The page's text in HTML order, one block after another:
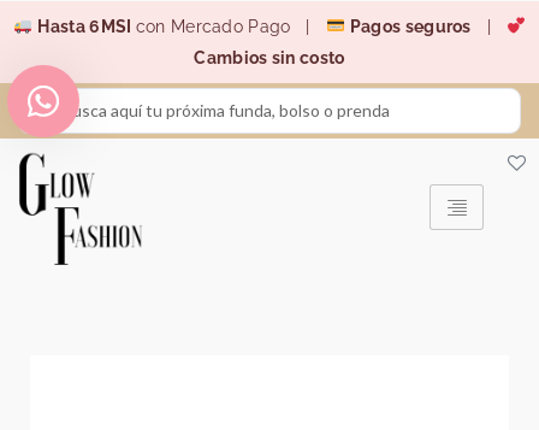
contenido
Hasta 6MSI con Mercado Pago | Pagos seguros
Cambios sin costo
Search
...